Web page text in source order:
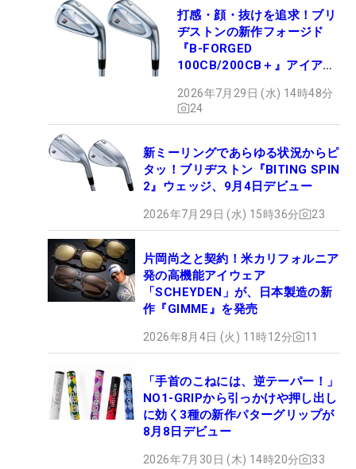
打感・顔・抜けを追求！ブリ
ヂストンの新作フォージド
『B-FORGED
100CB/200CB＋』アイアン
2026年7月29日 (水) 14時48分
24
新ミーリングであらゆる状況からピ
タッ！ブリヂストン『BITING SPIN
2』ウェッジ、9月4日デビュー
2026年7月29日 (水) 15時36分 23
片岡尚之と契約！米カリフォルニア
発の高機能アイウェア
「SCHEYDEN」が、日本製造の新
作『GIMME』を発売
2026年8月4日 (火) 11時12分 11
「手首のこねには、逆テーパー！」
NO1-GRIPから引っかけや押し出し
に効く3種の新作パターグリップが
8月8日デビュー
2026年7月30日 (木) 14時20分 33